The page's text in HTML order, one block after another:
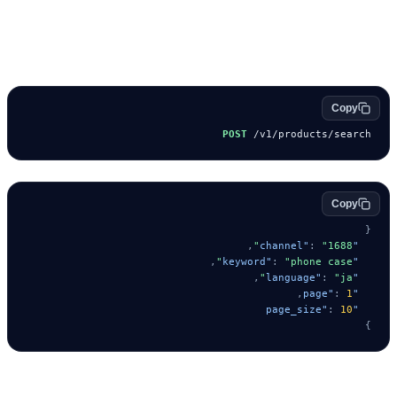
Copy
POST /v1/products/search
Copy
{
"channel"
: "1688"
,
"keyword"
: "phone case"
,
"language"
: "ja"
,
"page"
: 1
,
"page_size"
:
10
}